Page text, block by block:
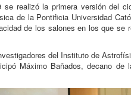
realizó la primera versión del
de la Pontificia Universidad
de los salones en los que se
del Instituto de
Máximo Bañados, decano